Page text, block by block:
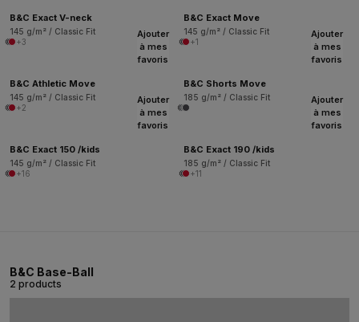
B&C Exact V-neck
145 g/m² / Classic Fit
+3
B&C Exact Move
145 g/m² / Classic Fit
+1
Ajouter
à mes
favoris
B&C Athletic Move
145 g/m² / Classic Fit
+2
Ajouter
à mes
favoris
B&C Shorts Move
185 g/m² / Classic Fit
Ajouter
à mes
favoris
B&C Exact 150 /kids
145 g/m² / Classic Fit
+16
Ajouter
à mes
favoris
B&C Exact 190 /kids
185 g/m² / Classic Fit
+11
B&C Base-Ball
2 products